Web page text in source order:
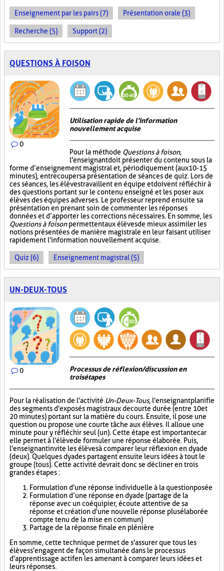
Enseignement par les pairs (7) Présentation orale (3)
Recherche (5) Support (2)
QUESTIONS À FOISON
0
Utilisation rapide de l'information
nouvellement acquise
Pour la méthode Questions à foison,
l'enseignant doit présenter du contenu sous la
forme d’enseignement magistral et, périodiquement (aux 10-15
minutes), entrecouper sa présentation de séances de quiz. Lors de
ces séances, les élèves travaillent en équipe et doivent réfléchir à
des questions portant sur le contenu enseigné et les poser aux
élèves des équipes adverses. Le professeur reprend ensuite sa
présentation en prenant soin de commenter les réponses
données et d’apporter les corrections nécessaires. En somme, les
Questions à foisonpermettent aux élèves de mieux assimiler les
notions présentées de manière magistrale en leur faisant utiliser
rapidement l'information nouvellement acquise.
Quiz (6) Enseignement magistral (5)
UN-DEUX-TOUS
0
Processus de réflexion/discussion en
trois étapes
Pour la réalisation de l'activité Un-Deux-Tous, l'enseignant planifie
des segments d'exposés magistraux de courte durée (entre 10 et
20 minutes) portant sur la matière du cours. Ensuite, il pose une
question ou propose une courte tâche aux élèves. Il alloue une
minute pour y réfléchir seul (un). Cette étape est importante car
elle permet à l'élève de formuler une réponse élaborée. Puis,
l'enseignant invite les élèves à comparer leur réflexion en dyade
(deux). Quelques dyades partagent ensuite leurs idées à tout le
groupe (tous). Cette activité devrait donc se décliner en trois
grandes étapes :
Formulation d'une réponse individuelle à la question posée
Formulation d’une réponse en dyade (partage de la
réponse avec un coéquipier, écoute attentive de sa
réponse et création d'une nouvelle réponse plus élaborée
compte tenu de la mise en commun)
Partage de la réponse finale en plénière
En somme, cette technique permet de s'assurer que tous les
élèves s'engagent de façon simultanée dans le processus
d'apprentissage actif en les amenant à comparer leurs idées et
leurs réponses.